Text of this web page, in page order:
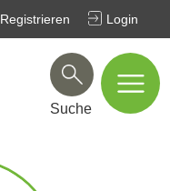
Login
Registrieren
Suche